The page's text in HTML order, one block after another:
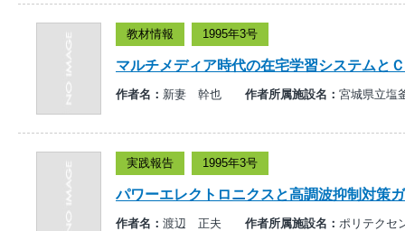
教材情報 1995年3号
マルチメディア時代の在宅学習システムと
作者名： 新妻 幹也 作者所属施設名： 宮城県立塩
実践報告 1995年3号
パワーエレクトロニクスと高調波抑制対策
作者名： 渡辺 正夫 作者所属施設名： ポリテクセ